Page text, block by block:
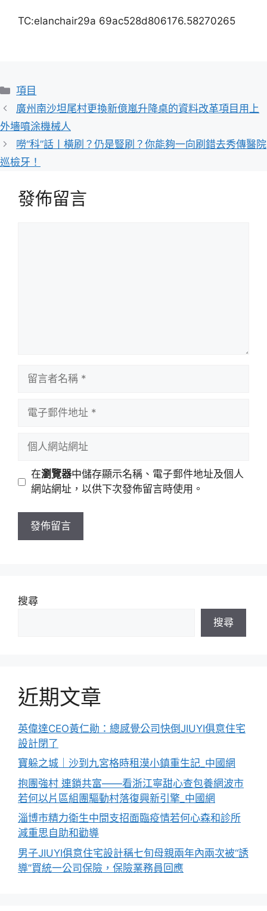
TC:elanchair29a 69ac528d806176.58270265
分
類
項目
廣州南沙坦尾村更換新億嵐升降桌的資料改革項目用上
外墻噴涂機械人
嘮“科”話丨橫刷？仍是豎刷？你能夠一向刷錯去秀傳醫院
巡檢牙！
發佈留言
址
站
址
在瀏覽器中儲存顯示名稱、電子郵件地址及個人
網站網址，以供下次發佈留言時使用。
搜尋
搜尋
近期文章
英偉達CEO黃仁勛：總感覺公司快倒JIUYI俱意住宅
設計閉了
寶躲之城｜沙到九宮格時租漠小鎮重生記_中國網
抱團強村 連鎖共富——看浙江寧甜心查包養網波市
若何以片區組團驅動村落復興新引擎_中國網
淄博市精力衛生中間支招面臨疫情若何心森和診所
減重思自助和勸導
男子JIUYI俱意住宅設計稱七旬母親兩年內兩次被“誘
導”買統一公司保險，保險業務員回應